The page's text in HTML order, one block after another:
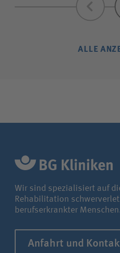
ALLE
Wir sind spezialisiert auf
Rehabilitation
berufserkrankter
Anfahrt und